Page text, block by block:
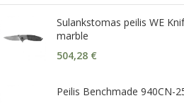
Sulankstomas peilis WE
marble
504,28 €
Peilis Benchmade 940CN-